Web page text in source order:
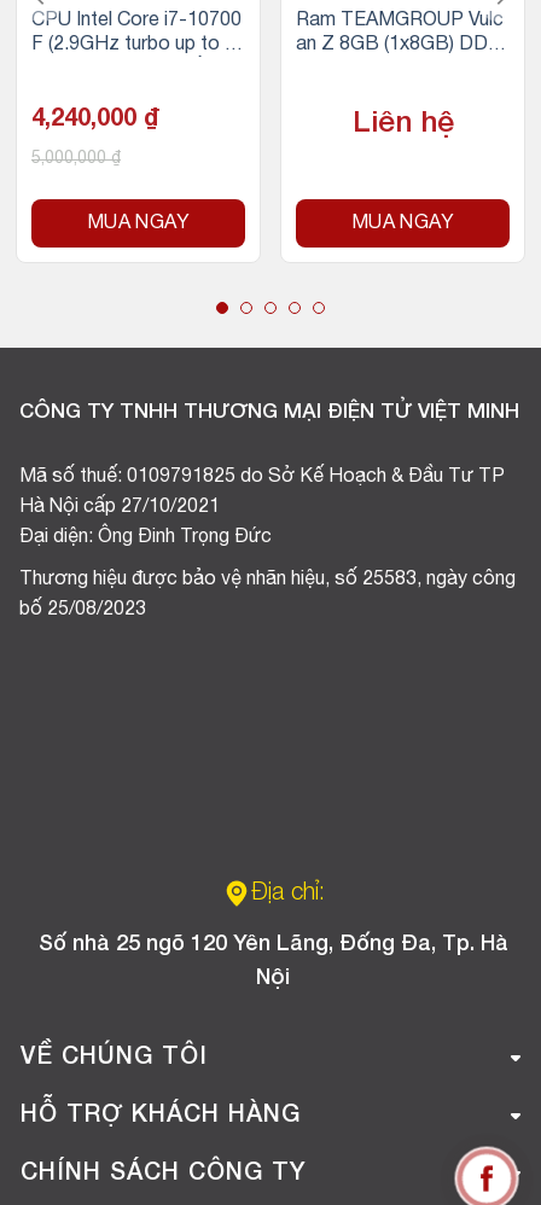
CPU Intel Core i7-10700
F (2.9GHz turbo up to 4.
ket Intel LGA 1200
4,240,000 ₫
5,000,000₫
MUA NGAY
Ram TEAMGROUP Vulc
an Z 8GB (1x8GB) DDR
Liên hệ
MUA NGAY
CÔNG TY TNHH THƯƠNG MẠI ĐIỆN TỬ VIỆT MINH
Mã số thuế: 0109791825 do Sở Kế Hoạch & Đầu Tư TP
Hà Nội cấp 27/10/2021
Đại diện: Ông Đinh Trọng Đức
Thương hiệu được bảo vệ nhãn hiệu, số 25583, ngày công
bố 25/08/2023
Địa chỉ:
Số nhà 25 ngõ 120 Yên Lãng, Đống Đa, Tp. Hà
Nội
VỀ CHÚNG TÔI
Giới thiệu công ty
Tuyển dụng
HỖ TRỢ KHÁCH HÀNG
Hướng dẫn mua hàng online
CHÍNH SÁCH CÔNG TY